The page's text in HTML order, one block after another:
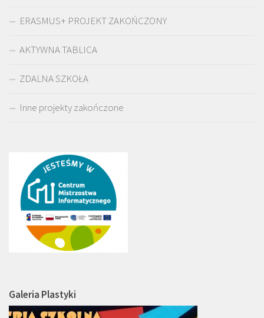
ERASMUS+ PROJEKT ZAKOŃCZONY
AKTYWNA TABLICA
ZDALNA SZKOŁA
Inne projekty zakończone
Galeria Plastyki